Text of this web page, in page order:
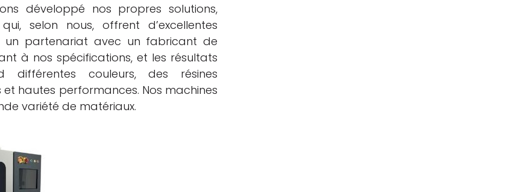
développé nos propres solutions,
selon nous, offrent d’excellentes
un partenariat avec un fabricant de
à nos spécifications, et les résultats
différentes couleurs, des résines
hautes performances. Nos machines
variété de matériaux.